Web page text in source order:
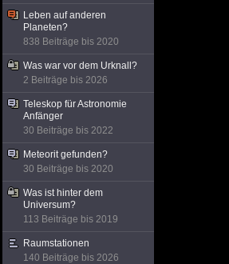
Leben auf anderen
Planeten?
838 Beiträge bis 2020
Was war vor dem Urknall?
2 Beiträge bis 2026
Teleskop für Astronomie
Anfänger
30 Beiträge bis 2022
Meteorit gefunden?
30 Beiträge bis 2020
Was ist hinter dem
Universum?
113 Beiträge bis 2019
Raumstationen
140 Beiträge bis 2026